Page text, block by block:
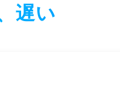
遅い